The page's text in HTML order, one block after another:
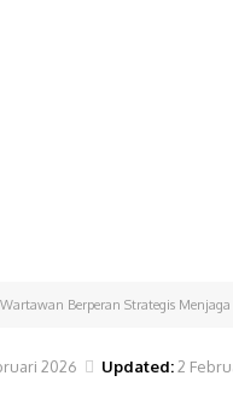
Wartawan Berperan Strategis
2026 Updated:2